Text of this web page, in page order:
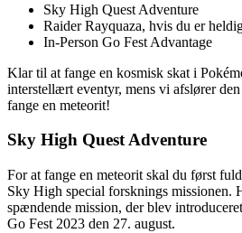
Sky High Quest Adventure
Raider Rayquaza, hvis du er
In-Person Go Fest Advantage
Klar til at fange en kosmisk skat i
interstellært eventyr, mens vi afslører
fange en meteorit!
Sky High Quest Adventure
For at fange en meteorit skal du først
Sky High special forsknings missionen.
spændende mission, der blev
Go Fest 2023 den 27. august.